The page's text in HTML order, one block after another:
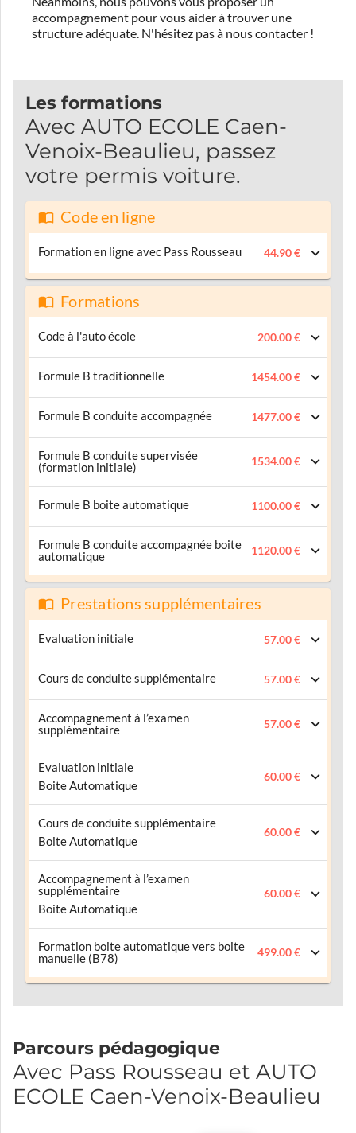
accompagnement pour vous aider à trouver une
structure adéquate. N'hésitez pas à nous contacter !
Les formations
Avec AUTO ECOLE Caen-
Venoix-Beaulieu, passez
votre permis voiture.
Code en ligne
Formation en ligne avec Pass Rousseau 44.90 €
Formations
Code à l'auto école 200.00 €
Formule B traditionnelle 1454.00 €
Formule B conduite accompagnée 1477.00 €
Formule B conduite supervisée
(formation initiale)
1534.00 €
Formule B boite automatique 1100.00 €
Formule B conduite accompagnée boite
automatique
1120.00 €
Prestations supplémentaires
Evaluation initiale 57.00 €
Cours de conduite supplémentaire 57.00 €
Accompagnement à l’examen
supplémentaire
57.00 €
Evaluation initiale
Boite Automatique
60.00 €
Cours de conduite supplémentaire
Boite Automatique
60.00 €
Accompagnement à l’examen
supplémentaire
Boite Automatique
60.00 €
Formation boite automatique vers boite
manuelle (B78)
499.00 €
Parcours pédagogique
Avec Pass Rousseau et AUTO
ECOLE Caen-Venoix-Beaulieu